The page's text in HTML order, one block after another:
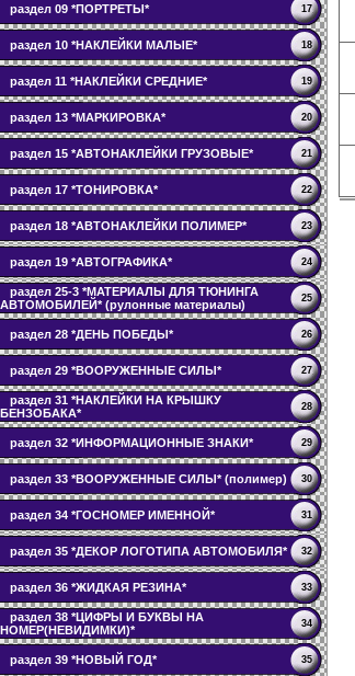
раздел 09 *ПОРТРЕТЫ* 17
раздел 10 *НАКЛЕЙКИ МАЛЫЕ* 18
раздел 11 *НАКЛЕЙКИ СРЕДНИЕ* 19
раздел 13 *МАРКИРОВКА* 20
раздел 15 *АВТОНАКЛЕЙКИ ГРУЗОВЫЕ* 21
раздел 17 *ТОНИРОВКА* 22
раздел 18 *АВТОНАКЛЕЙКИ ПОЛИМЕР* 23
раздел 19 *АВТОГРАФИКА* 24
раздел 25-3 *МАТЕРИАЛЫ ДЛЯ ТЮНИНГА
АВТОМОБИЛЕЙ* (рулонные материалы)
25
раздел 28 *ДЕНЬ ПОБЕДЫ* 26
раздел 29 *ВООРУЖЕННЫЕ СИЛЫ* 27
раздел 31 *НАКЛЕЙКИ НА КРЫШКУ
БЕНЗОБАКА*
28
раздел 32 *ИНФОРМАЦИОННЫЕ ЗНАКИ* 29
раздел 33 *ВООРУЖЕННЫЕ СИЛЫ* (полимер) 30
раздел 34 *ГОСНОМЕР ИМЕННОЙ* 31
раздел 35 *ДЕКОР ЛОГОТИПА АВТОМОБИЛЯ* 32
раздел 36 *ЖИДКАЯ РЕЗИНА* 33
раздел 38 *ЦИФРЫ И БУКВЫ НА
НОМЕР(НЕВИДИМКИ)*
34
раздел 39 *НОВЫЙ ГОД* 35